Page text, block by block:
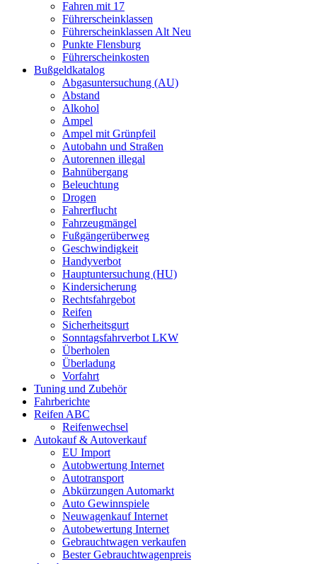
Fahren mit 17
Führerscheinklassen
Führerscheinklassen Alt Neu
Punkte Flensburg
Führerscheinkosten
Bußgeldkatalog
Abgasuntersuchung (AU)
Abstand
Alkohol
Ampel
Ampel mit Grünpfeil
Autobahn und Straßen
Autorennen illegal
Bahnübergang
Beleuchtung
Drogen
Fahrerflucht
Fahrzeugmängel
Fußgängerüberweg
Geschwindigkeit
Handyverbot
Hauptuntersuchung (HU)
Kindersicherung
Rechtsfahrgebot
Reifen
Sicherheitsgurt
Sonntagsfahrverbot LKW
Überholen
Überladung
Vorfahrt
Tuning und Zubehör
Fahrberichte
Reifen ABC
Reifenwechsel
Autokauf & Autoverkauf
EU Import
Autobwertung Internet
Autotransport
Abkürzungen Automarkt
Auto Gewinnspiele
Neuwagenkauf Internet
Autobewertung Internet
Gebrauchtwagen verkaufen
Bester Gebrauchtwagenpreis